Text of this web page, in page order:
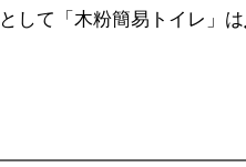
して「木粉簡易トイレ」は